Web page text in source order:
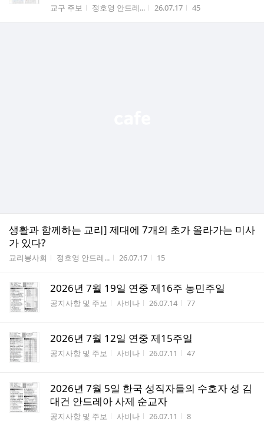
게시판명
교구 주보 작성자
정호영 안드레... 작성시간
26.07.17 조회수
45
생활과 함께하는 교리] 제대에 7개의 초가 올라가는 미사
가 있다?
게시판명
교리봉사회 작성자
정호영 안드레... 작성시간
26.07.17 조회수
15
2026년 7월 19일 연중 제16주 농민주일
게시판명
공지사항 및 주보 작성자
사비나 작성시간
26.07.14 조회수
77
2026년 7월 12일 연중 제15주일
게시판명
공지사항 및 주보 작성자
사비나 작성시간
26.07.11 조회수
47
2026년 7월 5일 한국 성직자들의 수호자 성 김
대건 안드레아 사제 순교자
게시판명
공지사항 및 주보 작성자
사비나 작성시간
26.07.11 조회수
8